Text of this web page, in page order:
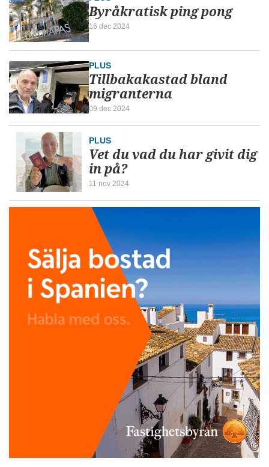
Byråkratisk ping pong
16 dec 2024
PLUS
Tillbakakastad bland
migranterna
09 dec 2024
PLUS
Vet du vad du har givit dig
in på?
11 nov 2024